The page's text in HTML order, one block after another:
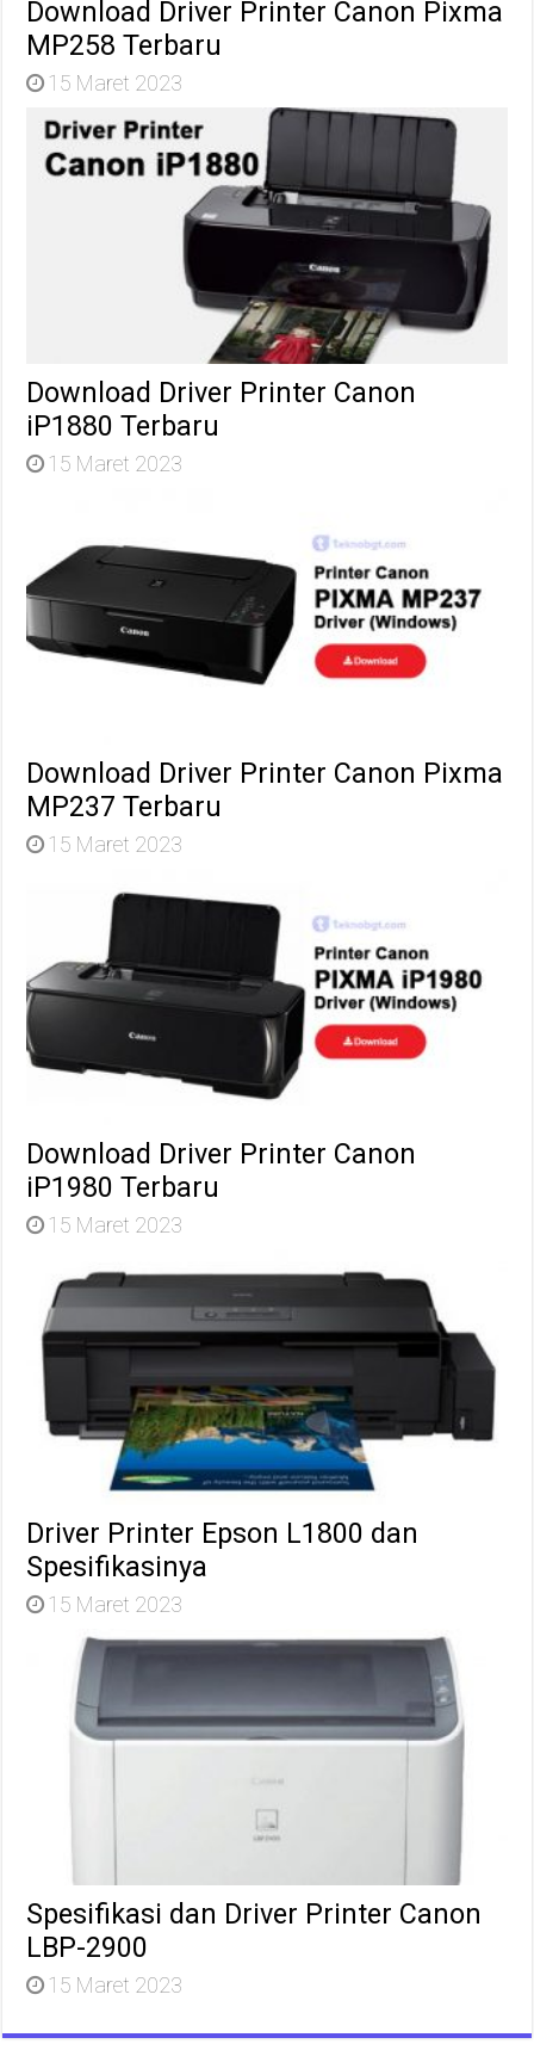
Download Driver Printer Canon Pixma
MP258 Terbaru
15 Maret 2023
Download Driver Printer Canon
iP1880 Terbaru
15 Maret 2023
Download Driver Printer Canon Pixma
MP237 Terbaru
15 Maret 2023
Download Driver Printer Canon
iP1980 Terbaru
15 Maret 2023
Driver Printer Epson L1800 dan
Spesifikasinya
15 Maret 2023
Spesifikasi dan Driver Printer Canon
LBP-2900
15 Maret 2023